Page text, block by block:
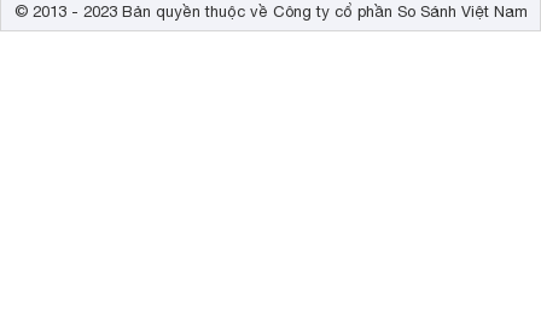
© 2013 - 2023 Bản quyền thuộc về Công ty cổ phần So Sánh Việt Nam